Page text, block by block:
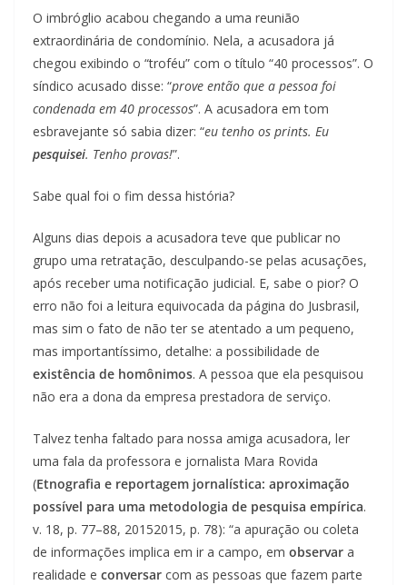
O imbróglio acabou chegando a uma reunião
extraordinária de condomínio. Nela, a acusadora já
chegou exibindo o “troféu” com o título “40 processos”. O
síndico acusado disse: “prove então que a pessoa foi
condenada em 40 processos”. A acusadora em tom
esbravejante só sabia dizer: “eu tenho os prints. Eu
pesquisei. Tenho provas!”.
Sabe qual foi o fim dessa história?
Alguns dias depois a acusadora teve que publicar no
grupo uma retratação, desculpando-se pelas acusações,
após receber uma notificação judicial. E, sabe o pior? O
erro não foi a leitura equivocada da página do Jusbrasil,
mas sim o fato de não ter se atentado a um pequeno,
mas importantíssimo, detalhe: a possibilidade de
existência de homônimos. A pessoa que ela pesquisou
não era a dona da empresa prestadora de serviço.
Talvez tenha faltado para nossa amiga acusadora, ler
uma fala da professora e jornalista Mara Rovida
(Etnografia e reportagem jornalística: aproximação
possível para uma metodologia de pesquisa empírica.
v. 18, p. 77–88, 20152015, p. 78): “a apuração ou coleta
de informações implica em ir a campo, em observar a
realidade e conversar com as pessoas que fazem parte